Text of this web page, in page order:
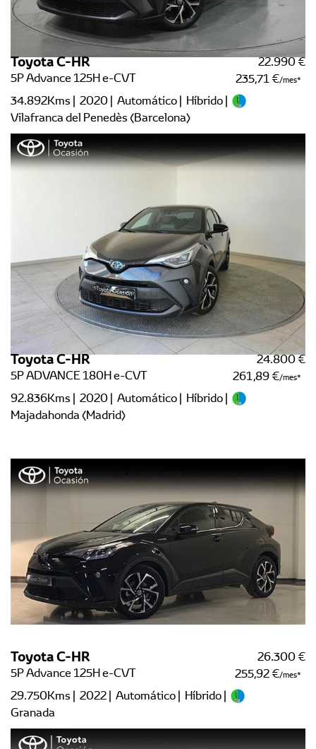
Toyota C-HR
5P Advance 125H e-CVT
22.990 €
235,71 €/mes
34.892Kms | 2020 | Automático | Híbrido |
Vilafranca del Penedès (Barcelona)
Toyota C-HR
5P ADVANCE 180H e-CVT
24.800 €
261,89 €/mes
92.836Kms | 2020 | Automático | Híbrido |
Majadahonda (Madrid)
Toyota C-HR
5P Advance 125H e-CVT
26.300 €
255,92 €/mes
29.750Kms | 2022 | Automático | Híbrido |
Granada